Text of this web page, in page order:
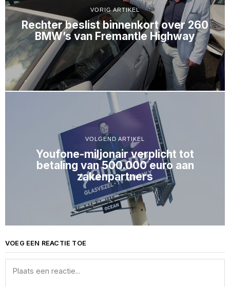
VORIG ARTIKEL
Rechter beslist binnenkort over 260
BMW’s van Fremantle Highway
VOLGEND ARTIKEL
Youfone-miljonair verplicht tot
betaling van 500.000 euro aan
zakenpartners
VOEG EEN REACTIE TOE